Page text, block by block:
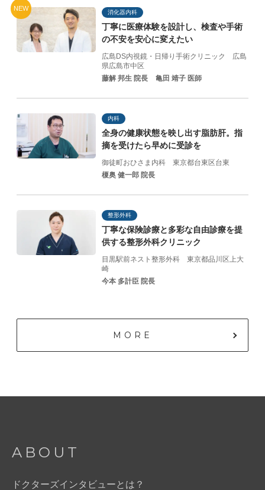
NEW
消化器内科
丁寧に医療体験を設計し、 検査や手術
の不安を安心に変えたい
広島DS内視鏡・日帰り手術クリニック 広島
県広島市中区
藤解 邦生 院長
亀田 靖子 医師
内科
全身の健康状態を映し出す脂肪肝。指
摘を受けたら早めに受診を
御徒町おひさま内科 東京都台東区台東
榎奥 健一郎 院長
整形外科
丁寧な保険診療と多彩な自由診療を提
供する整形外科クリニック
目黒駅前ネスト整形外科 東京都品川区上大
崎
今本 多計臣 院長
MORE
ABOUT
ドクターズインタビューとは？